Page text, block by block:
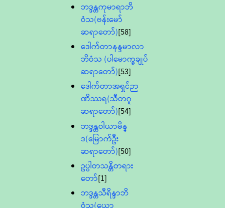
ဘဒ္ဒန္တကုမာရာဘိ
ဝံသ(ဗန်းမော်
ဆရာတော်)[58]
ဒေါက်တာနန္ဒမာလာ
ဘိဝံသ (ပါမောက္ခချုပ်
ဆရာတော်)[53]
ဒေါက်တာအရှင်ဉာ
ဏိဿရ(သီတဂူ
ဆရာတော်)[54]
ဘဒ္ဒန္တဝါယာမိန္
ဒ(မြောက်ဦး
ဆရာတော်)[50]
ဥပ္ပါတသန္တိတရား
တော်[1]
ဘဒ္ဒန္တသီရိန္ဒာဘိ